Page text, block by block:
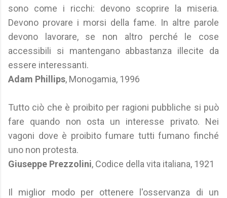
sono come i ricchi: devono scoprire la miseria.
Devono provare i morsi della fame. In altre parole
devono lavorare, se non altro perché le cose
accessibili si mantengano abbastanza illecite da
essere interessanti.
Adam Phillips, Monogamia, 1996
Tutto ciò che è proibito per ragioni pubbliche si può
fare quando non osta un interesse privato. Nei
vagoni dove è proibito fumare tutti fumano finché
uno non protesta.
Giuseppe Prezzolini, Codice della vita italiana, 1921
Il miglior modo per ottenere l'osservanza di un